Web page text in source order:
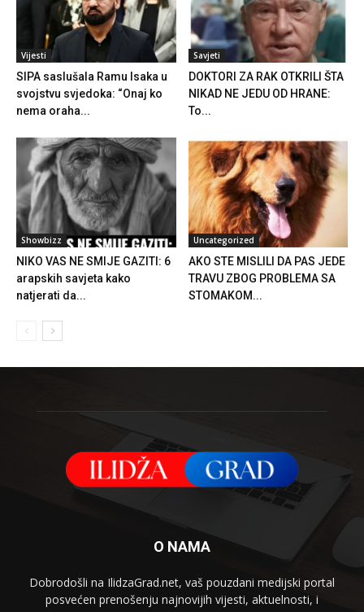
Vijesti
SIPA saslušala Ramu Isaka u
svojstvu svjedoka: “Onaj ko
nema oraha...
Savjeti
DOKTORI ZA RAK OTKRILI ŠTA
NIKAD NE JEDU OD HRANE:
To...
Showbizz
NIKO VAS NE SMIJE GAZITI: 6
arapskih savjeta kako
natjerati da...
Uncategorized
AKO STE MISLILI DA PAS JEDE
TRAVU ZBOG PROBLEMA SA
STOMAKOM...
O NAMA
Dobrodošli na IlidzaGrad.net, vaš pouzdani medijski portal
posvećen prenošenju najnovijih vijesti, aktuelnosti, i